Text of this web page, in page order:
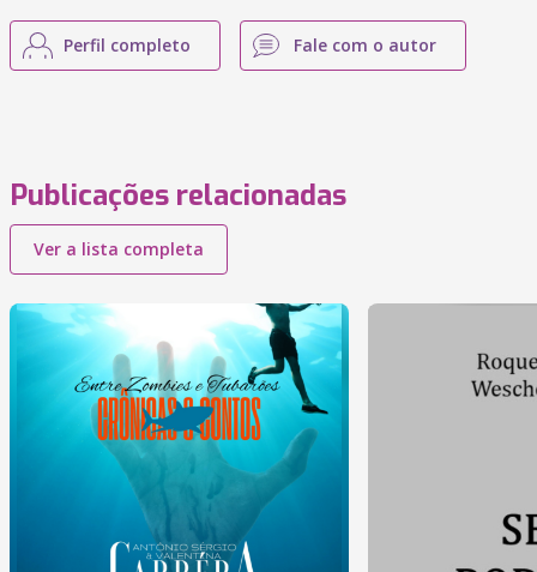
Perfil completo Fale com o autor
Publicações relacionadas
Ver a lista completa